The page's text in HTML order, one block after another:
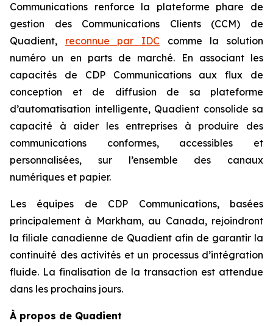
Communications renforce la plateforme phare de
gestion des Communications Clients (CCM) de
Quadient, reconnue par IDC comme la solution
numéro un en parts de marché. En associant les
capacités de CDP Communications aux flux de
conception et de diffusion de sa plateforme
d’automatisation intelligente, Quadient consolide sa
capacité à aider les entreprises à produire des
communications conformes, accessibles et
personnalisées, sur l’ensemble des canaux
numériques et papier.
Les équipes de CDP Communications, basées
principalement à Markham, au Canada, rejoindront
la filiale canadienne de Quadient afin de garantir la
continuité des activités et un processus d’intégration
fluide. La finalisation de la transaction est attendue
dans les prochains jours.
À propos de Quadient